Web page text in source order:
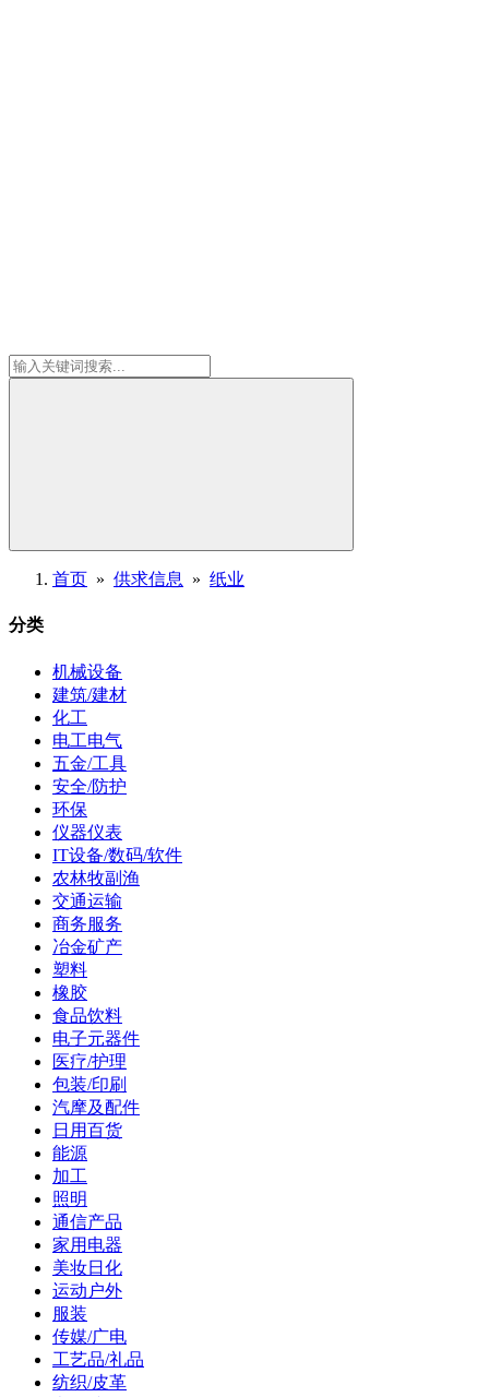
首页 » 供求信息 » 纸业
分类
机械设备
建筑/建材
化工
电工电气
五金/工具
安全/防护
环保
仪器仪表
IT设备/数码/软件
农林牧副渔
交通运输
商务服务
冶金矿产
塑料
橡胶
食品饮料
电子元器件
医疗/护理
包装/印刷
汽摩及配件
日用百货
能源
加工
照明
通信产品
家用电器
美妆日化
运动户外
服装
传媒/广电
工艺品/礼品
纺织/皮革